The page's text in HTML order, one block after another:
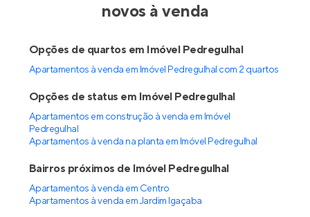
novos à venda
Opções de quartos em Imóvel Pedregulhal
Apartamentos à venda em Imóvel Pedregulhal com 2 quartos
Opções de status em Imóvel Pedregulhal
Apartamentos em construção à venda em Imóvel
Pedregulhal
Apartamentos à venda na planta em Imóvel Pedregulhal
Bairros próximos de Imóvel Pedregulhal
Apartamentos à venda em Centro
Apartamentos à venda em Jardim Igaçaba